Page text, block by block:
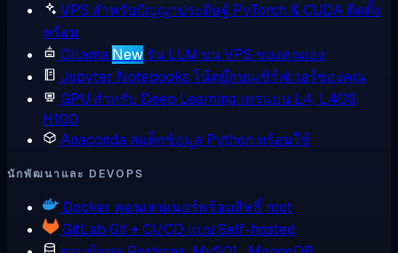
VPS สำหรับปัญญาประดิษฐ์ PyTorch & CUDA ติดตั้ง
พร้อม
Ollama New รัน LLM บน VPS ของคุณเอง
Jupyter Notebooks โน้ตบุ๊กบนเซิร์ฟเวอร์ของคุณ
GPU สำหรับ Deep Learning เทรนบน L4, L40S,
H100
Anaconda สแต็กข้อมูล Python พร้อมใช้
นักพัฒนาและ DEVOPS
Docker คอนเทนเนอร์พร้อมสิทธิ์ root
GitLab Git + CI/CD แบบ Self-hosted